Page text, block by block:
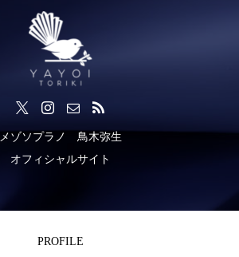
メゾソプラノ 鳥木弥生
オフィシャルサイト
PROFILE